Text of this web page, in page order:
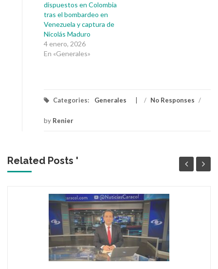
dispuestos en Colombia
tras el bombardeo en
Venezuela y captura de
Nicolás Maduro
4 enero, 2026
En «Generales»
Categories: Generales / No Responses /
by Renier
Related Posts '